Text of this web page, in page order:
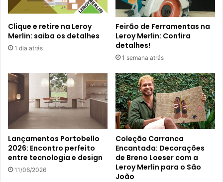
Clique e retire na Leroy
Merlin: saiba os detalhes
1 dia atrás
Feirão de Ferramentas na
Leroy Merlin: Confira
detalhes!
1 semana atrás
Lançamentos Portobello
2026: Encontro perfeito
entre tecnologia e design
11/06/2026
Coleção Carranca
Encantada: Decorações
de Breno Loeser com a
Leroy Merlin para o São
João